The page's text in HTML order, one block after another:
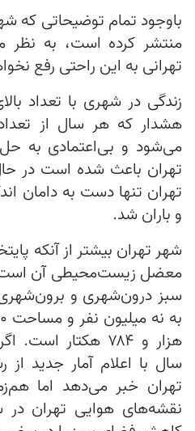
باوجود تمام توضیحاتی که
منتشر کرده است، به نظر
تهرانی به این راحتی رفع
زندگی در شهری با تعداد
هشدار که هر سال از
می‌شود و بی‌اعتمادی به
تهران باعث شده است در
تهران تنها دست به دامان
و باران شد.
شهر تهران بیشتر از آنکه
معضل زیست‌محیطی آن
سبز درون‌شهری و
هزار و ۷۸۴ هکتار
سال با اعلام آمار جدید
تهران خبر می‌دهد اما
نقشه‌های هوایی تهران